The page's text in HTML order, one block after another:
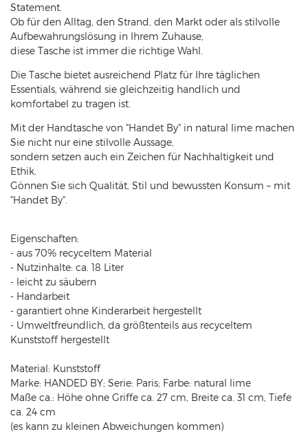
Statement.
Ob für den Alltag, den Strand, den Markt oder als stilvolle
Aufbewahrungslösung in Ihrem Zuhause,
diese Tasche ist immer die richtige Wahl.
Die Tasche bietet ausreichend Platz für Ihre täglichen
Essentials, während sie gleichzeitig handlich und
komfortabel zu tragen ist.
Mit der Handtasche von "Handet By" in natural lime machen
Sie nicht nur eine stilvolle Aussage,
sondern setzen auch ein Zeichen für Nachhaltigkeit und
Ethik.
Gönnen Sie sich Qualität, Stil und bewussten Konsum – mit
"Handet By".
Eigenschaften:
- aus 70% recyceltem Material
- Nutzinhalte: ca. 18 Liter
- leicht zu säubern
- Handarbeit
- garantiert ohne Kinderarbeit hergestellt
- Umweltfreundlich, da größtenteils aus recyceltem
Kunststoff hergestellt
Material: Kunststoff
Marke: HANDED BY; Serie: Paris; Farbe: natural lime
Maße ca.: Höhe ohne Griffe ca. 27 cm, Breite ca. 31 cm, Tiefe
ca. 24 cm
(es kann zu kleinen Abweichungen kommen)